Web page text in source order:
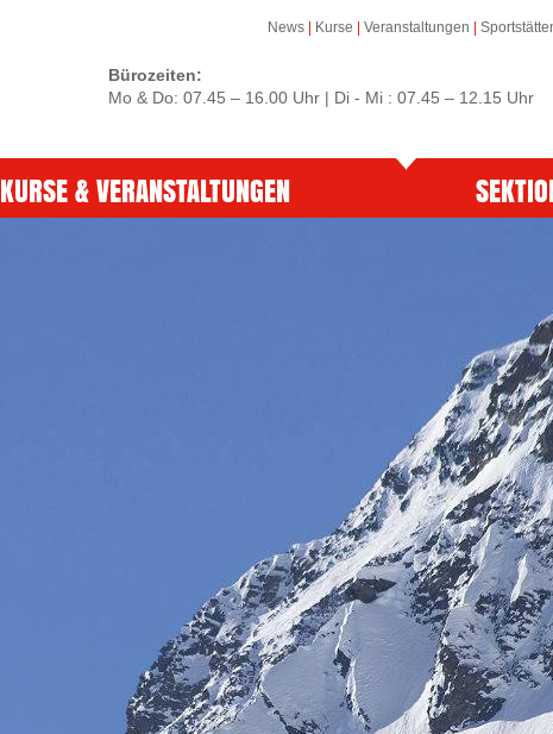
News Kurse |Veranstaltungen |
Bürozeiten:
Mo & Do: 07.45 – 16.00 Uhr | Di - Mi : 07.45 – 12.15 Uhr
KURSE & VERANSTALTUNGEN